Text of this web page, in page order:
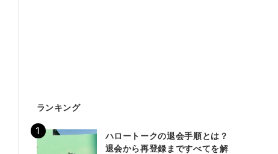
ランキング
ハロートークの退会手順とは？
退会から再登録まですべてを解